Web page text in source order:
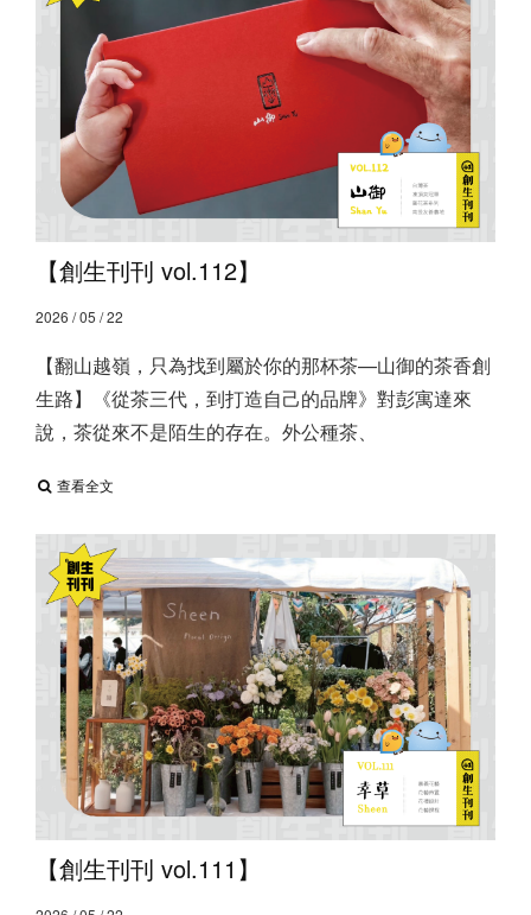
【創生刊刊 vol.112】
2026 / 05 / 22
【翻山越嶺，只為找到屬於你的那杯茶—山御的茶香創
生路】 ​ 《從茶三代，到打造自己的品牌》 ​ 對彭寓達來
說，茶從來不是陌生的存在。 ​ 外公種茶、
查看全文
【創生刊刊 vol.111】